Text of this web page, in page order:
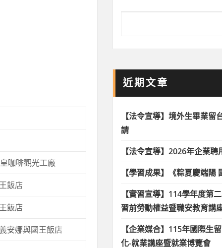
咖啡觀光工廠
飯店
飯店
安娜與國王飯店
近期文章
【法令宣導】境外生畢業留
請
【法令宣導】2026年企業
【學習成果】《粽夏慶端陽
【實習宣導】114學年度第
習前勞動權益暨職安教育講
【企業媒合】115年國際生
化-就業講座暨就業博覽會